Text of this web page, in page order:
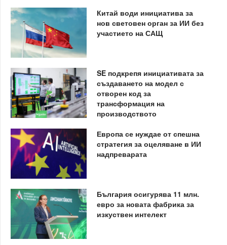
Китай води инициатива за
нов световен орган за ИИ без
участието на САЩ
SE подкрепя инициативата за
създаването на модел с
отворен код за
трансформация на
производството
Европа се нуждае от спешна
стратегия за оцеляване в ИИ
надпреварата
България осигурява 11 млн.
евро за новата фабрика за
изкуствен интелект